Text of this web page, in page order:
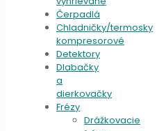
Čerpadlá
Chladničky/termosky
kompresorové
Detektory
Dlabačky
a
dierkovačky
Frézy
Drážkovacie